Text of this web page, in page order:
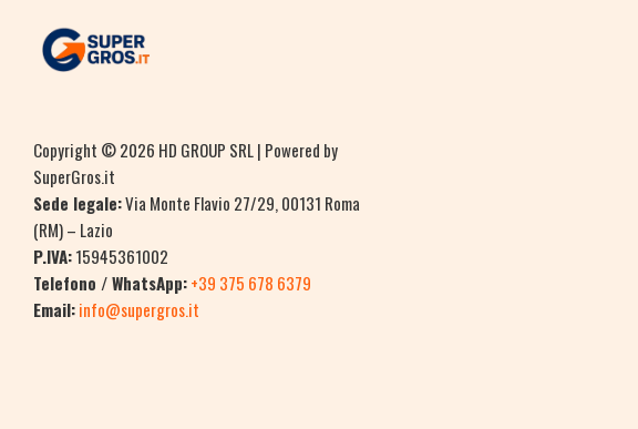
Copyright © 2026 HD GROUP SRL | Powered by
SuperGros.it
Sede legale:Via Monte Flavio 27/29, 00131 Roma
(RM) – Lazio
P.IVA:15945361002
Telefono / WhatsApp:+39 375 678 6379
Email:info@supergros.it